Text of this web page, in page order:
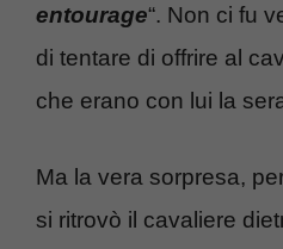
entourage“. Non ci fu
di tentare di offrire al
che erano con lui la
Ma la vera sorpresa,
si ritrovò il cavaliere